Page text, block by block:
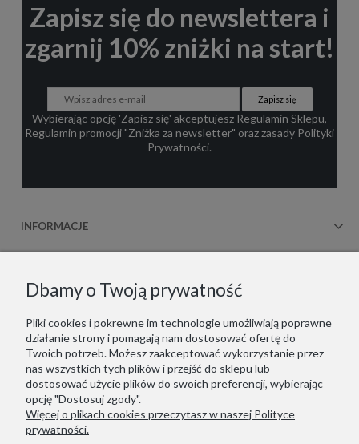
Zapisz się do newslettera i
zgarnij 10% zniżki na start!
Zapisz się
Wybierając opcję 'Zapisz się' akceptujesz Regulamin Sklepu,
Regulamin promocji "Zniżka za newsletter" oraz zasady Polityki
Prywatności.
INFORMACJE
KONTAKT
Copyrights © 2021 - ZOOKSY.
Jesteśmy zarejestrowani w niemieckim systemie LUCID
Dbamy o Twoją prywatność
Pliki cookies i pokrewne im technologie umożliwiają poprawne
działanie strony i pomagają nam dostosować ofertę do
Twoich potrzeb. Możesz zaakceptować wykorzystanie przez
nas wszystkich tych plików i przejść do sklepu lub
dostosować użycie plików do swoich preferencji, wybierając
opcję "Dostosuj zgody".
Więcej o plikach cookies przeczytasz w naszej Polityce
prywatności.